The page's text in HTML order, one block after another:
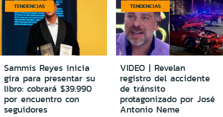
TENDENCIAS
Sammis Reyes inicia
gira para presentar su
libro: cobrará $39.990
por encuentro con
seguidores
TENDENCIAS
VIDEO | Revelan
registro del accidente
de tránsito
protagonizado por José
Antonio Neme